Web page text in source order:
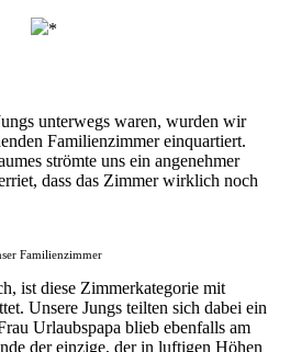
*
unterwegs waren, wurden wir
Familienzimmer einquartiert.
strömte uns ein angenehmer
dass das Zimmer wirklich noch
Familienzimmer
ist diese Zimmerkategorie mit
Unsere Jungs teilten sich dabei ein
Urlaubspapa blieb ebenfalls am
der einzige, der in luftigen Höhen